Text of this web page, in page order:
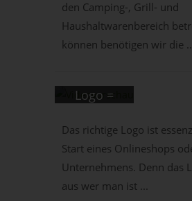
Lieferanten
und
wichtige
den Camping-, Grill- und
Haushaltwarenbereich
können benötigen wir die
Vlog 0-
100 #10:
Das
Logo =
ich und
was will
ich -
Das richtige Logo ist
Start eines Onlineshops
Unternehmens. Denn das
aus wer man ist ...
tricoma
talk
#014:
Anpassung